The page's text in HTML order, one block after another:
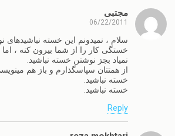
مجتبی
06/22/2011
سلام ، نمیدونم این خسته نباشیدهای
خستگی کار را از شما بیرون کنه ، اما
نمیاد بجز نوشتن خسته نباشید.
از همتتان سپاسگذارم و باز هم
خسته نباشید.
خسته نباشید.
Reply